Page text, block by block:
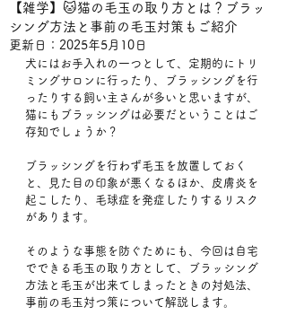
【雑学】🐱猫の毛玉の取り方とは？ブラッ
シング方法と事前の毛玉対策もご紹介
更新日： 2025年5月10日
犬にはお手入れの一つとして、定期的にトリ
ミングサロンに行ったり、ブラッシングを行
ったりする飼い主さんが多いと思いますが、
猫にもブラッシングは必要だということはご
存知でしょうか？
ブラッシングを行わず毛玉を放置しておく
と、見た目の印象が悪くなるほか、皮膚炎を
起こしたり、毛球症を発症したりするリスク
があります。
そのような事態を防ぐためにも、今回は自宅
でできる毛玉の取り方として、ブラッシング
方法と毛玉が出来てしまったときの対処法、
事前の毛玉対つ策について解説します。